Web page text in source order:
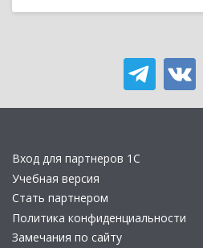
Вход для партнеров 1С
Учебная версия
Стать партнером
Политика конфиденциальности
Замечания по сайту